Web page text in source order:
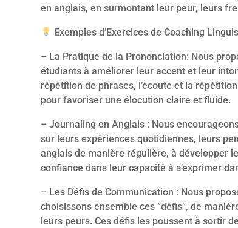
en anglais, en surmontant leur peur, leurs
Exemples d’Exercices de Coaching
– La Pratique de la Prononciation: Nous
étudiants à améliorer leur accent et leur
répétition de phrases, l’écoute et la
pour favoriser une élocution claire et fluide.
– Journaling en Anglais : Nous
sur leurs expériences quotidiennes, leurs
anglais de manière régulière, à développer
confiance dans leur capacité à s’exprimer
– Les Défis de Communication : Nous
choisissons ensemble ces “défis”, de
leurs peurs. Ces défis les poussent à sortir